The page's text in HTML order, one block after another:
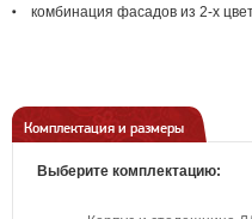
комбинация фасадов из 2-х
Комплектация и размеры
Выберите комплектацию: